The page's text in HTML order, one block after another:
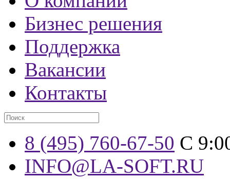
Бизнес решения
Поддержка
Вакансии
Контакты
8 (495) 760-67-50 С
INFO@LA-SOFT.RU